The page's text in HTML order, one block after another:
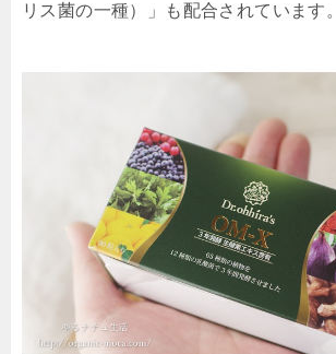
リス菌の一種）
」も配合されています。